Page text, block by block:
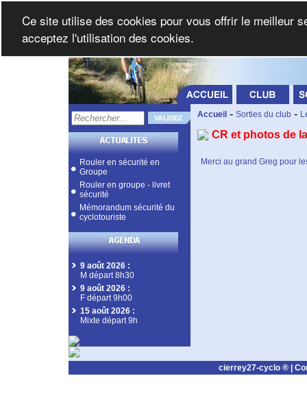
Rouler en sécurité en
Groupe
Rouler en groupe - livret
sécurité
Mémorandum sécurité du
cyclotouriste
9 août 2026 :
M départ 8h30
9 août 2026 :
F départ 9h00
15 août 2026 :
Mixte départ 9h
Accueil - Sorties du club -
CR et photos de
Merci au grand Greg pour
cierrey27-cyclo ® |
Ce site utilise des cookies pour vous offrir le meilleur
acceptez l'utilisation des cookies.